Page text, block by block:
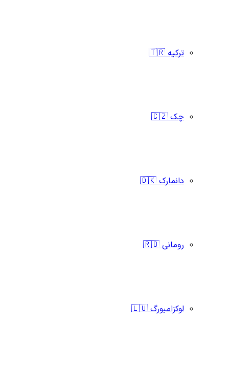
ترکیه 🇹🇷
چک 🇨🇿
دانمارک 🇩🇰
رومانی 🇷🇴
لوکزامبورگ 🇱🇺